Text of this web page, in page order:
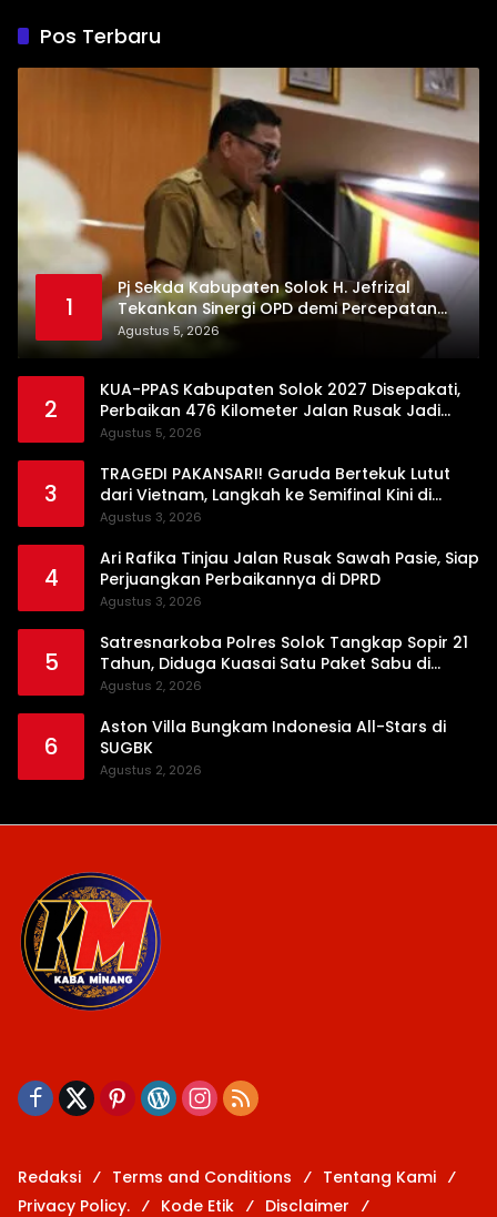
Pos Terbaru
1
Pj Sekda Kabupaten Solok H. Jefrizal
Tekankan Sinergi OPD demi Percepatan
Pembangunan Daerah
Agustus 5, 2026
2
KUA-PPAS Kabupaten Solok 2027 Disepakati,
Perbaikan 476 Kilometer Jalan Rusak Jadi
Prioritas
Agustus 5, 2026
3
TRAGEDI PAKANSARI! Garuda Bertekuk Lutut
dari Vietnam, Langkah ke Semifinal Kini di
Ujung Tanduk
Agustus 3, 2026
4
Ari Rafika Tinjau Jalan Rusak Sawah Pasie, Siap
Perjuangkan Perbaikannya di DPRD
Agustus 3, 2026
5
Satresnarkoba Polres Solok Tangkap Sopir 21
Tahun, Diduga Kuasai Satu Paket Sabu di
Kubung
Agustus 2, 2026
6
Aston Villa Bungkam Indonesia All-Stars di
SUGBK
Agustus 2, 2026
Redaksi Terms and Conditions
Tentang Kami
Privacy Policy.
Kode Etik Disclaimer